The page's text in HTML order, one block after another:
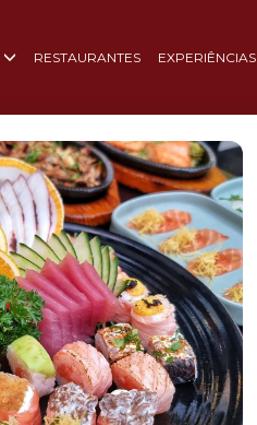
RESTAURANTES EXPERIÊNCIAS